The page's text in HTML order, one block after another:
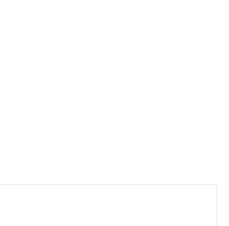
果！血圧を下げるって本当？